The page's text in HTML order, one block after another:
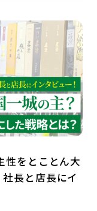
ツアー
性をとことん大
長と店長にイ